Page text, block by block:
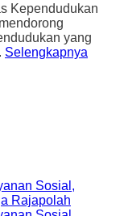
Kependudukan
yang
Selengkapnya